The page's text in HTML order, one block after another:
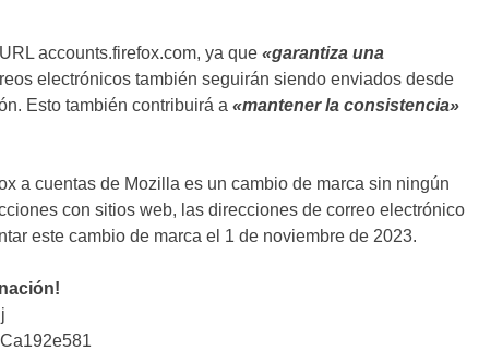
accounts.firefox.com, ya que «garantiza una
electrónicos también seguirán siendo enviados desde
Esto también contribuirá a «mantener la consistencia»
a cuentas de Mozilla es un cambio de marca sin ningún
con sitios web, las direcciones de correo electrónico
este cambio de marca el 1 de noviembre de 2023.